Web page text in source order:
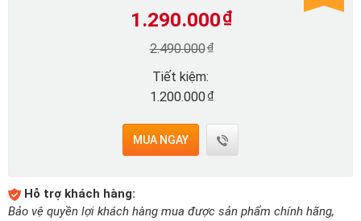
1.290.000₫
2.490.000₫
Tiết kiệm:
1.200.000₫
MUA NGAY
Hỗ trợ khách hàng:
Bảo vệ quyền lợi khách hàng mua được sản phẩm chính hãng,